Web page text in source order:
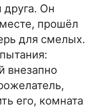
друга. Он
прошёл
для смелых.
внезапно
его, комната